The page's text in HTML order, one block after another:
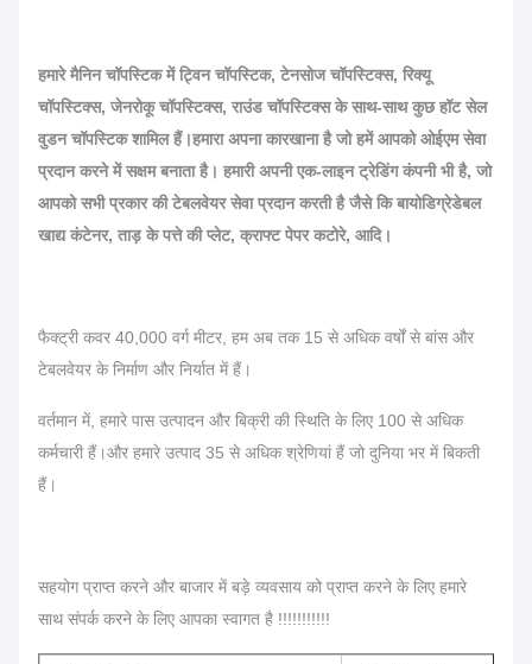
हमारे मैनिन चॉपस्टिक में ट्विन चॉपस्टिक, टेनसोज चॉपस्टिक्स, रिक्यू
चॉपस्टिक्स, जेनरोकू चॉपस्टिक्स, राउंड चॉपस्टिक्स के साथ-साथ कुछ हॉट सेल
वुडन चॉपस्टिक शामिल हैं।हमारा अपना कारखाना है जो हमें आपको ओईएम सेवा
प्रदान करने में सक्षम बनाता है। हमारी अपनी एक-लाइन ट्रेडिंग कंपनी भी है, जो
आपको सभी प्रकार की टेबलवेयर सेवा प्रदान करती है जैसे कि बायोडिग्रेडेबल
खाद्य कंटेनर, ताड़ के पत्ते की प्लेट, क्राफ्ट पेपर कटोरे, आदि।
फैक्ट्री कवर 40,000 वर्ग मीटर, हम अब तक 15 से अधिक वर्षों से बांस और
टेबलवेयर के निर्माण और निर्यात में हैं।
वर्तमान में, हमारे पास उत्पादन और बिक्री की स्थिति के लिए 100 से अधिक
कर्मचारी हैं।और हमारे उत्पाद 35 से अधिक श्रेणियां हैं जो दुनिया भर में बिकती
हैं।
सहयोग प्राप्त करने और बाजार में बड़े व्यवसाय को प्राप्त करने के लिए हमारे
साथ संपर्क करने के लिए आपका स्वागत है !!!!!!!!!!!